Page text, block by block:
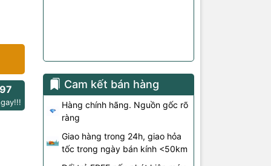
Cam kết bán hàng
Hàng chính hãng. Nguồn gốc rõ
ràng
Giao hàng trong 24h, giao hỏa
tốc trong ngày bán kính <50km